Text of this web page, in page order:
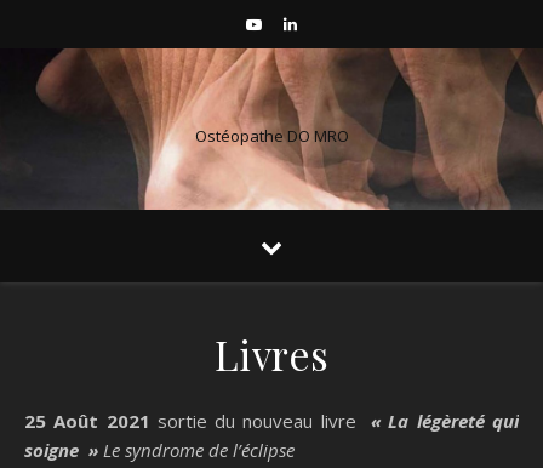
Ostéopathe DO MRO
Livres
25 Août 2021 sortie du nouveau livre« La légèreté qui
soigne » Le syndrome de l’éclipse